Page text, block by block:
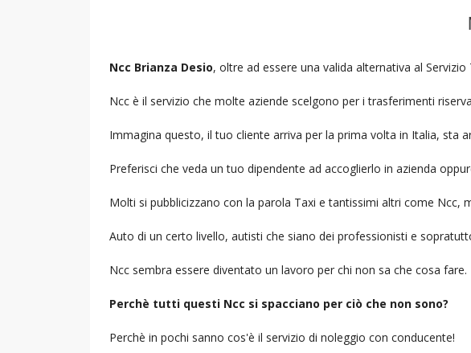
Ncc Brianza Desio, oltre ad essere una valida alternativa al
Ncc è il servizio che molte aziende scelgono per i trasferimenti
Immagina questo, il tuo cliente arriva per la prima volta in Italia, sta
Preferisci che veda un tuo dipendente ad accoglierlo in azienda
Molti si pubblicizzano con la parola Taxi e tantissimi altri come Ncc,
Auto di un certo livello, autisti che siano dei professionisti e
Ncc sembra essere diventato un lavoro per chi non sa che cosa
Perchè tutti questi Ncc si spacciano per ciò che non sono?
Perchè in pochi sanno cos'è il servizio di noleggio con conducente!